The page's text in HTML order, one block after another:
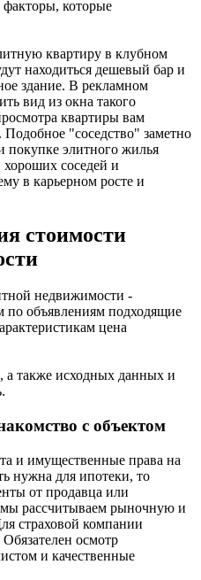
которые
квартиру в клубном
находиться дешевый бар и
здание. В рекламном
вид из окна такого
квартиры вам
Подобное "соседство" заметно
покупке элитного жилья
хороших соседей и
в карьерном росте и
стоимости
недвижимости -
объявлениям подходящие
цена
а также исходных данных и
с объектом
и имущественные права на
нужна для ипотеки, то
от продавца или
рассчитываем рыночную и
страховой компании
осмотр
и качественные